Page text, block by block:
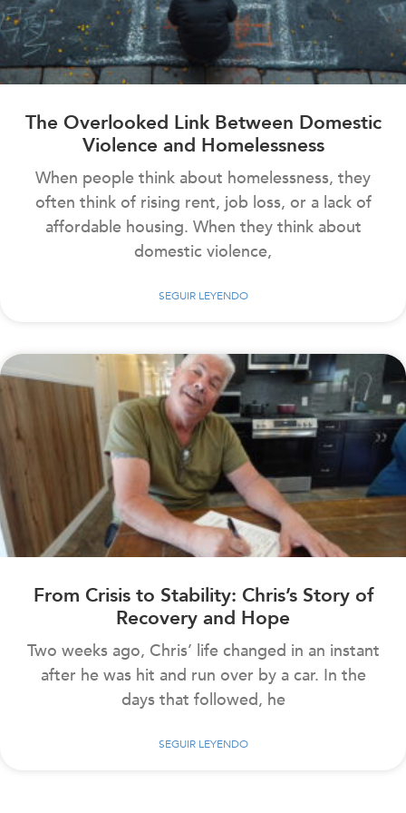
The Overlooked Link Between Domestic
Violence and Homelessness
When people think about homelessness, they
often think of rising rent, job loss, or a lack of
affordable housing. When they think about
domestic violence,
SEGUIR LEYENDO
From Crisis to Stability: Chris’s Story of
Recovery and Hope
Two weeks ago, Chris’ life changed in an instant
after he was hit and run over by a car. In the
days that followed, he
SEGUIR LEYENDO